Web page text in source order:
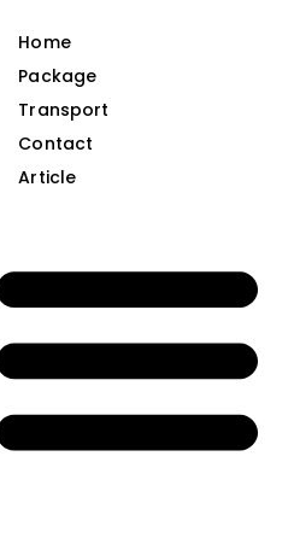
Home
Package
Transport
Contact
Article